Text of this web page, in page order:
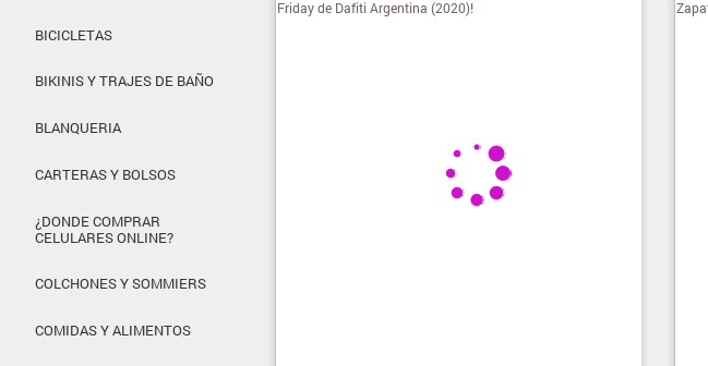
BICICLETAS
BIKINIS Y TRAJES DE BAÑO
BLANQUERIA
CARTERAS Y BOLSOS
¿DONDE COMPRAR
CELULARES ONLINE?
COLCHONES Y SOMMIERS
COMIDAS Y ALIMENTOS